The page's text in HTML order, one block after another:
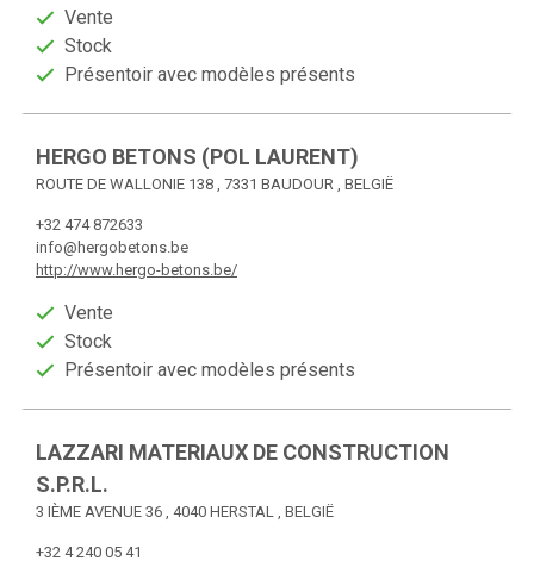
Vente
Stock
Présentoir avec modèles présents
HERGO BETONS (POL LAURENT)
ROUTE DE WALLONIE 138 , 7331 BAUDOUR , BELGIË
+32 474 872633
info@hergobetons.be
http://www.hergo-betons.be/
Vente
Stock
Présentoir avec modèles présents
LAZZARI MATERIAUX DE CONSTRUCTION
S.P.R.L.
3 IÈME AVENUE 36 , 4040 HERSTAL , BELGIË
+32 4 240 05 41